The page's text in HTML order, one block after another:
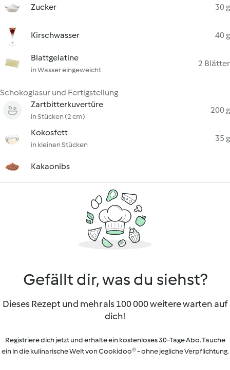
Zucker 30 g
Kirschwasser 40 g
Blattgelatine
in Wasser eingeweicht
2 Blätter
Schokoglasur und Fertigstellung
Zartbitterkuvertüre
in Stücken (2 cm)
200 g
Kokosfett
in kleinen Stücken
35 g
Kakaonibs
Gefällt dir, was du siehst?
Dieses Rezept und mehr als 100 000 weitere warten auf
dich!
Registriere dich jetzt und erhalte ein kostenloses 30-Tage Abo. Tauche
ein in die kulinarische Welt von Cookidoo® - ohne jegliche Verpflichtung.